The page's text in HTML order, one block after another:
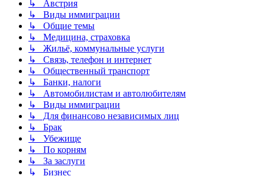
↳ Австрия
↳ Виды иммиграции
↳ Общие темы
↳ Медицина, страховка
↳ Жильё, коммунальные услуги
↳ Связь, телефон и интернет
↳ Общественный транспорт
↳ Банки, налоги
↳ Автомобилистам и автолюбителям
↳ Виды иммиграции
↳ Для финансово независимых лиц
↳ Брак
↳ Убежище
↳ По корням
↳ За заслуги
↳ Бизнес